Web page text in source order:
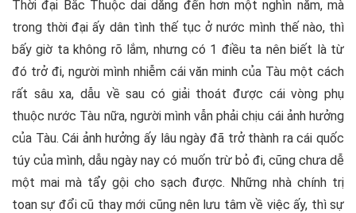
Thời đại Bắc Thuộc dai dẳng đến hơn một nghìn năm, mà
trong thời đại ấy dân tình thế tục ở nước mình thế nào, thì
bấy giờ ta không rõ lắm, nhưng có 1 điều ta nên biết là từ
đó trở đi, người mình nhiễm cái văn minh của Tàu một cách
rất sâu xa, dẫu về sau có giải thoát được cái vòng phụ
thuộc nước Tàu nữa, người mình vẫn phải chịu cái ảnh hưởng
của Tàu. Cái ảnh hưởng ấy lâu ngày đã trở thành ra cái quốc
túy của mình, dẫu ngày nay có muốn trừ bỏ đi, cũng chưa dễ
một mai mà tẩy gội cho sạch được. Những nhà chính trị
toan sự đổi cũ thay mới cũng nên lưu tâm về việc ấy, thì sự